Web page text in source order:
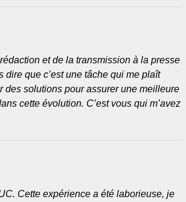
et de la transmission à la presse
que c’est une tâche qui me plaît
des solutions pour assurer une meilleure
cette évolution. C’est vous qui m’avez
Cette expérience a été laborieuse, je